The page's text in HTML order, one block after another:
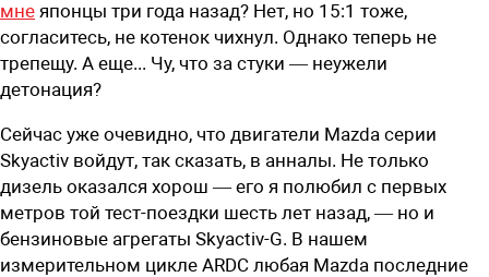
мне японцы три года назад? Нет, но 15:1 тоже,
согласитесь, не котенок чихнул. Однако теперь не
трепещу. А еще... Чу, что за стуки — неужели
детонация?
Сейчас уже очевидно, что двигатели Mazda серии
Skyactiv войдут, так сказать, в анналы. Не только
дизель оказался хорош — его я полюбил с первых
метров той тест-поездки шесть лет назад, — но и
бензиновые агрегаты Skyactiv-G. В нашем
измерительном цикле ARDC любая Mazda последние